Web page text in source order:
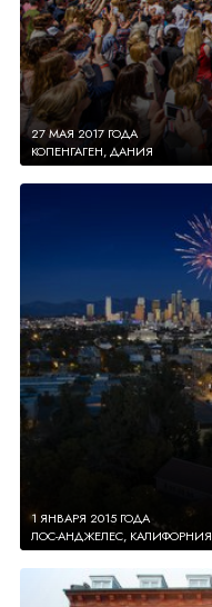
27 МАЯ 2017 ГОДА
КОПЕНГАГЕН, ДАНИЯ
1 ЯНВАРЯ 2015 ГОДА
ЛОС-АНДЖЕЛЕС, КАЛИФОРНИЯ